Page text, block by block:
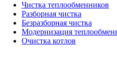
Чистка теплообменников
Разборная чистка
Безразборная чистка
Модернизация
Очистка котлов